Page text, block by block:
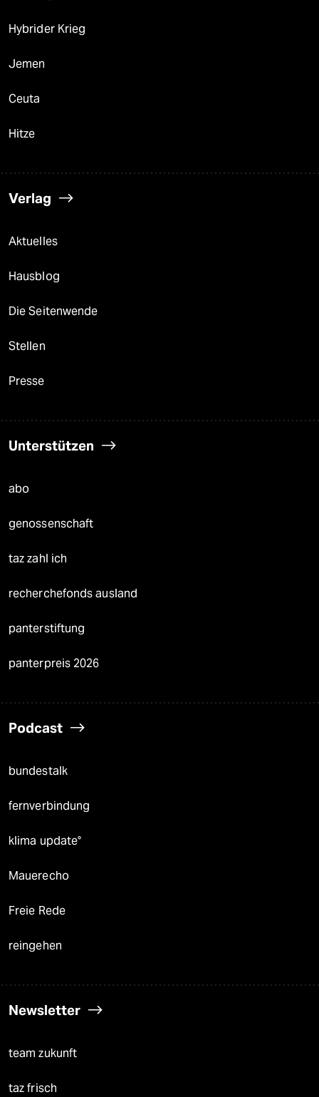
Hybrider Krieg
Jemen
Ceuta
Hitze
Verlag
Aktuelles
Hausblog
Die Seitenwende
Stellen
Presse
Unterstützen
abo
genossenschaft
taz zahl ich
recherchefonds ausland
panterstiftung
panterpreis 2026
Podcast
bundestalk
fernverbindung
klima update°
Mauerecho
Freie Rede
reingehen
Newsletter
team zukunft
taz frisch